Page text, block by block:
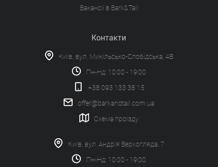
Вакансії в Bark&Tail
Контакти
Київ, вул. Микільсько-Слобідська, 4В
Пн-Нд: 10:00 - 19:00
+38 093 133 38 15
offer@barkandtail.com.ua
Схема проїзду
Київ, вул. Андрія Верхогляда, 7
Пн-Нд: 10:00 - 19:00